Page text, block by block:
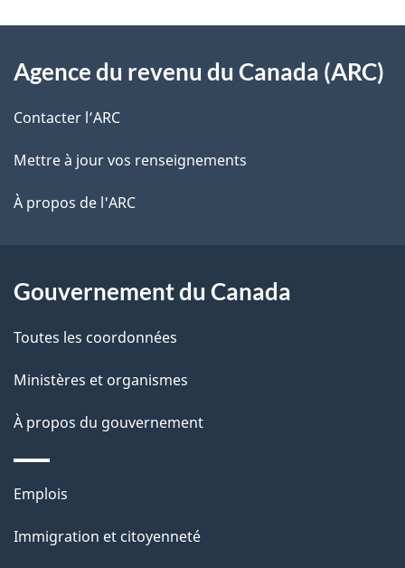
l
s
l
a
a
g
e
o
t
r
e
é
t
a
t
i
n
s
u
r
c
propos
de
ce
site
Agence du revenu du Canada (ARC)
Contacter l’ARC
Mettre à jour vos renseignements
À propos de l'ARC
Gouvernement du Canada
Toutes les coordonnées
Ministères et organismes
À propos du gouvernement
Thèmes
sujets
Emplois
Immigration et citoyenneté